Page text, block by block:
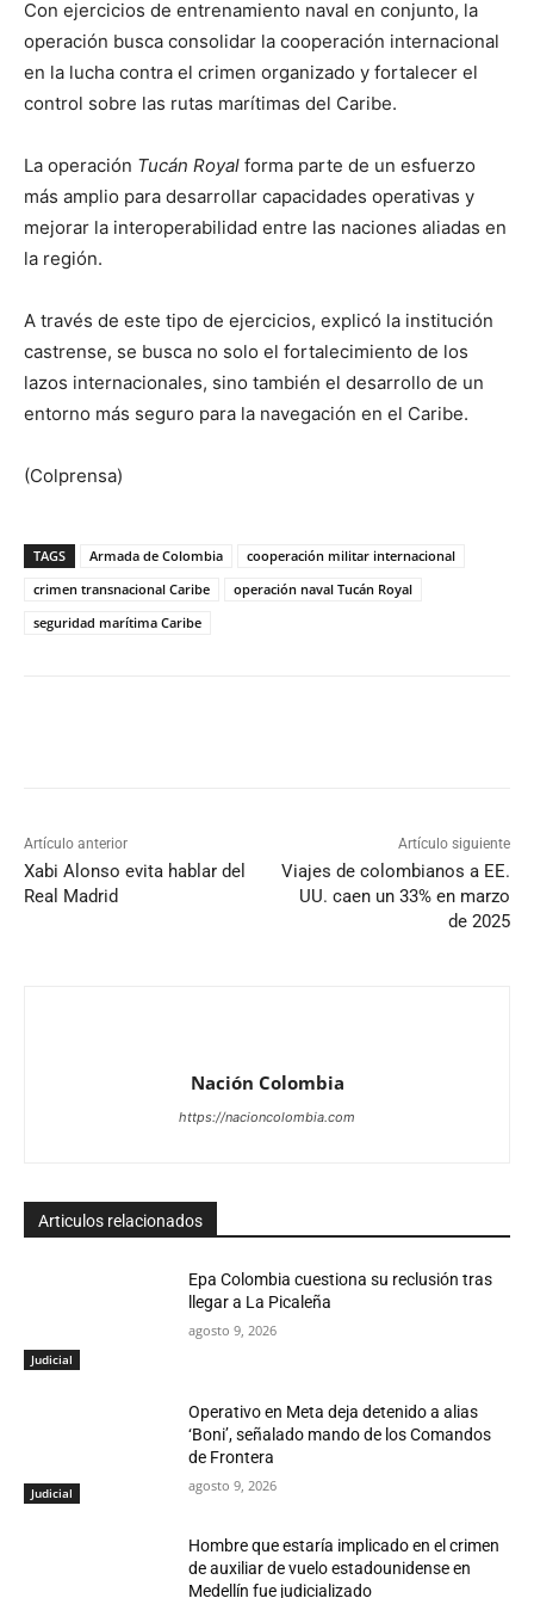
Con ejercicios de entrenamiento naval en conjunto, la
operación busca consolidar la cooperación internacional
en la lucha contra el crimen organizado y fortalecer el
control sobre las rutas marítimas del Caribe.
La operación Tucán Royal forma parte de un esfuerzo
más amplio para desarrollar capacidades operativas y
mejorar la interoperabilidad entre las naciones aliadas en
la región.
A través de este tipo de ejercicios, explicó la institución
castrense, se busca no solo el fortalecimiento de los
lazos internacionales, sino también el desarrollo de un
entorno más seguro para la navegación en el Caribe.
(Colprensa)
TAGS Armada de Colombia
cooperación militar internacional
crimen transnacional Caribe
operación naval Tucán Royal
seguridad marítima Caribe
Artículo anterior
Xabi Alonso evita hablar del
Real Madrid
Artículo siguiente
Viajes de colombianos a EE.
UU. caen un 33% en marzo
de 2025
Nación Colombia
https://nacioncolombia.com
Articulos relacionados
Judicial
Epa Colombia cuestiona su reclusión tras
llegar a La Picaleña
agosto 9, 2026
Judicial
Operativo en Meta deja detenido a alias
‘Boni’, señalado mando de los Comandos
de Frontera
agosto 9, 2026
Hombre que estaría implicado en el crimen
de auxiliar de vuelo estadounidense en
Medellín fue judicializado